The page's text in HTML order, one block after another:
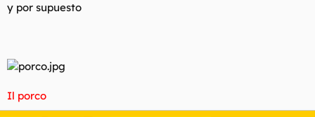
y por supuesto
Il porco